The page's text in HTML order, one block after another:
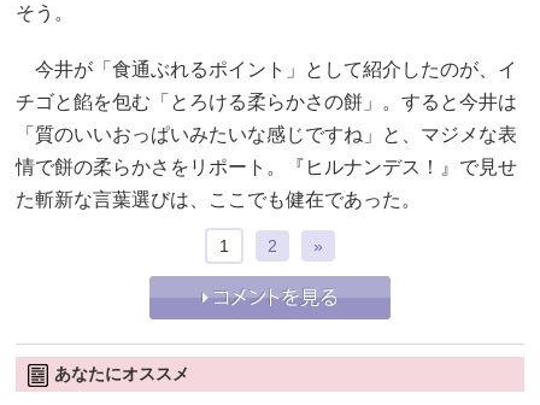
そう。
今井が「食通ぶれるポイント」として紹介したのが、イ
チゴと餡を包む「とろける柔らかさの餅」。すると今井は
「質のいいおっぱいみたいな感じですね」と、マジメな表
情で餅の柔らかさをリポート。『ヒルナンデス！』で見せ
た斬新な言葉選びは、ここでも健在であった。
1 2 »
あなたにオススメ